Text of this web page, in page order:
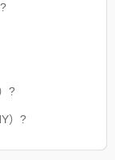
?
）?